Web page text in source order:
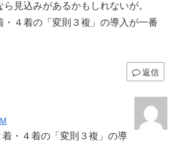
見込みがあるかもしれないが。
・４着の「変則３複」の導入が一番
返信
・４着の「変則３複」の導